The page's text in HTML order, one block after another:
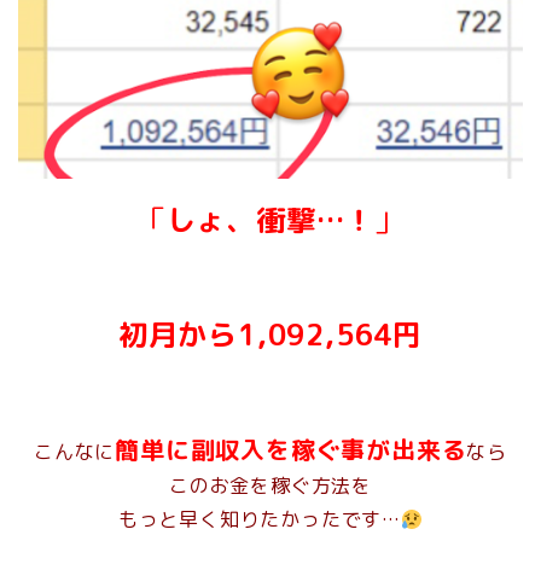
「しょ、衝撃…！ 」
初月から1,092,564円
こんなに簡単に副収入を稼ぐ事が出来るなら
このお金を稼ぐ方法を
もっと早く知りたかったです…